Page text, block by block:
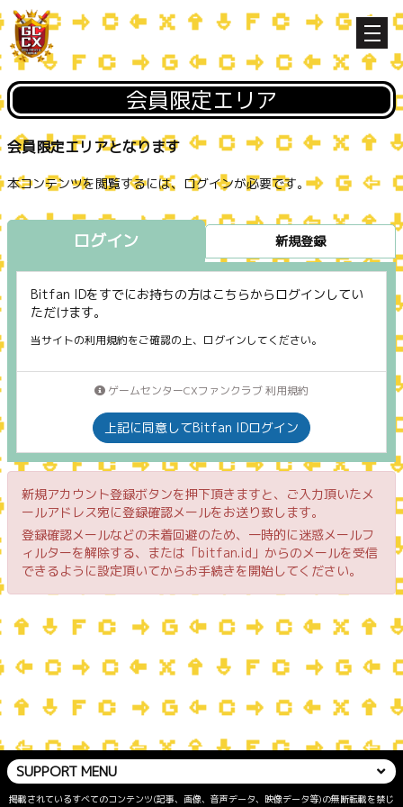
会員限定エリア
会員限定エリアとなります
本コンテンツを閲覧するには、ログインが必要です。
ログイン 新規登録
Bitfan IDをすでにお持ちの方はこちらからログインしてい
ただけます。
当サイトの利用規約をご確認の上、ログインしてください。
ゲームセンターCXファンクラブ 利用規約
上記に同意してBitfan IDログイン
新規アカウント登録ボタンを押下頂きますと、ご入力頂いたメ
ールアドレス宛に登録確認メールをお送り致します。
登録確認メールなどの未着回避のため、一時的に迷惑メールフ
ィルターを解除する、または「bitfan.id」からのメールを受信
できるように設定頂いてからお手続きを開始してください。
SUPPORT MENU
掲載されているすべてのコンテンツ(記事、画像、音声データ、映像データ等)の無断転載を禁じ